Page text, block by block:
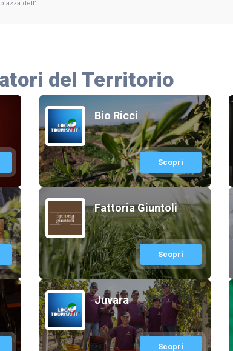
dell’...
del Territorio
Bio Ricci
Scopri
Fattoria Giuntoli
Scopri
Juvara
Scopri